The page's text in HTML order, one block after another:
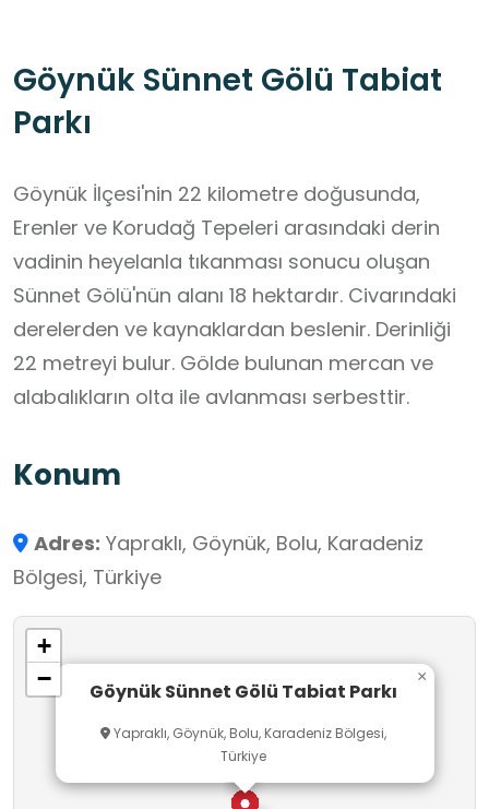
Göynük Sünnet Gölü Tabiat
Parkı
Göynük İlçesi'nin 22 kilometre doğusunda,
Erenler ve Korudağ Tepeleri arasındaki derin
vadinin heyelanla tıkanması sonucu oluşan
Sünnet Gölü'nün alanı 18 hektardır. Civarındaki
derelerden ve kaynaklardan beslenir. Derinliği
22 metreyi bulur. Gölde bulunan mercan ve
alabalıkların olta ile avlanması serbesttir.
Konum
Adres: Yapraklı, Göynük, Bolu, Karadeniz
Bölgesi, Türkiye
Göynük Sünnet Gölü Tabiat Parkı
Yapraklı, Göynük, Bolu, Karadeniz Bölgesi,
Türkiye
×
+
−